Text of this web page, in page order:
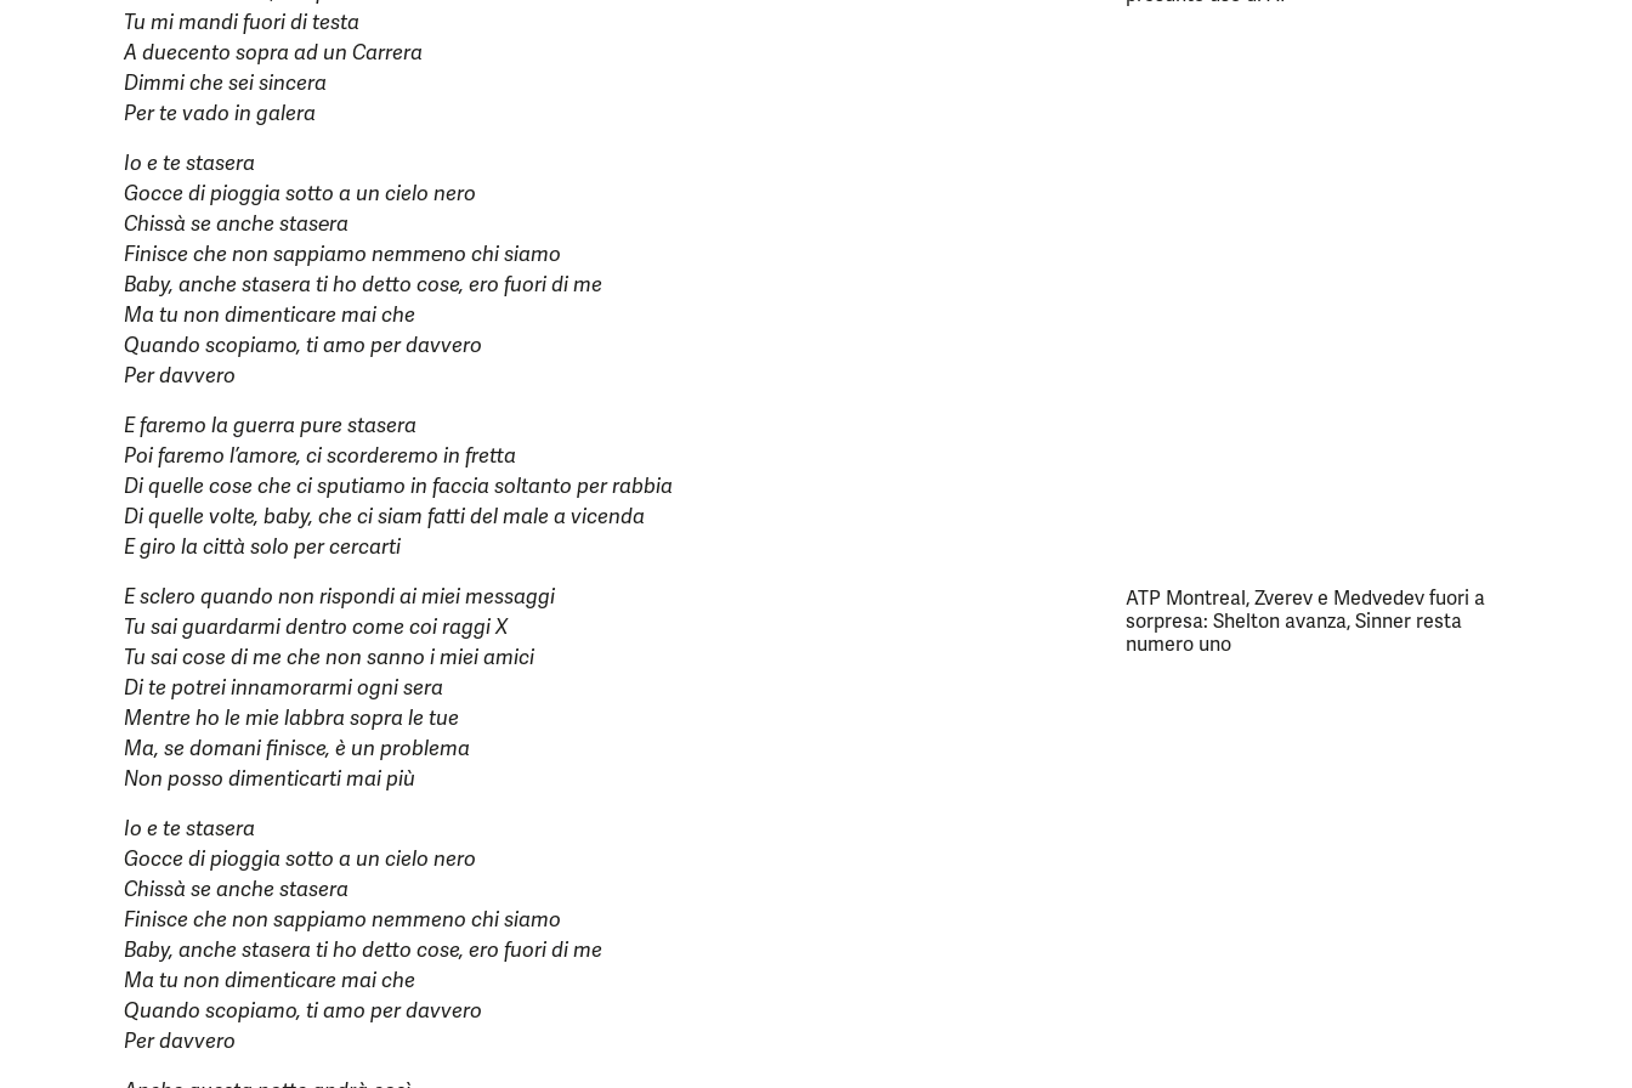
Tu mi mandi fuori di testa
A duecento sopra ad un Carrera
Dimmi che sei sincera
Per te vado in galera
Io e te stasera
Gocce di pioggia sotto a un cielo nero
Chissà se anche stasеra
Finisce che non sappiamo nemmеno chi siamo
Baby, anche stasera ti ho detto cose, ero fuori di me
Ma tu non dimenticare mai che
Quando scopiamo, ti amo per davvero
Per davvero
E faremo la guerra pure stasera
Poi faremo l’amore, ci scorderemo in fretta
Di quelle cose che ci sputiamo in faccia soltanto per rabbia
Di quelle volte, baby, che ci siam fatti del male a vicenda
E giro la città solo per cercarti
E sclero quando non rispondi ai miei messaggi
Tu sai guardarmi dentro come coi raggi X
Tu sai cose di me che non sanno i miei amici
Di te potrei innamorarmi ogni sera
Mentre ho le mie labbra sopra le tue
Ma, se domani finisce, è un problema
Non posso dimenticarti mai più
Io e te stasera
Gocce di pioggia sotto a un cielo nero
Chissà se anche stasera
Finisce che non sappiamo nemmeno chi siamo
Baby, anche stasera ti ho detto cose, ero fuori di me
Ma tu non dimenticare mai che
Quando scopiamo, ti amo per davvero
Per davvero
ATP Montreal, Zverev e Medvedev fuori a
sorpresa: Shelton avanza, Sinner resta
numero uno